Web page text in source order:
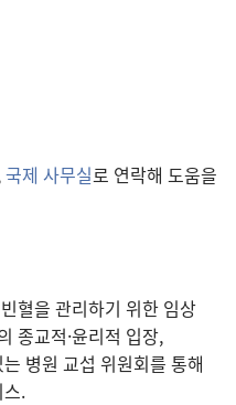
국제 사무실로 연락해 도움을
혈을 관리하기 위한 임상
종교적·윤리적 입장,
병원 교섭 위원회를 통해
.